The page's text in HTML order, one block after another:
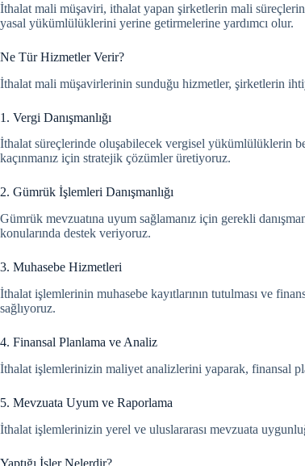
İthalat mali müşaviri, ithalat yapan şirketlerin mali
yasal yükümlülüklerini yerine getirmelerine yardımcı olur.
Ne Tür Hizmetler Verir?
İthalat mali müşavirlerinin sunduğu hizmetler, şirketlerin
1. Vergi Danışmanlığı
İthalat süreçlerinde oluşabilecek vergisel yükümlülüklerin
kaçınmanız için stratejik çözümler üretiyoruz.
2. Gümrük İşlemleri Danışmanlığı
Gümrük mevzuatına uyum sağlamanız için gerekli
konularında destek veriyoruz.
3. Muhasebe Hizmetleri
İthalat işlemlerinin muhasebe kayıtlarının tutulması ve
sağlıyoruz.
4. Finansal Planlama ve Analiz
İthalat işlemlerinizin maliyet analizlerini yaparak, finansal
5. Mevzuata Uyum ve Raporlama
İthalat işlemlerinizin yerel ve uluslararası mevzuata
Yaptığı İşler Nelerdir?